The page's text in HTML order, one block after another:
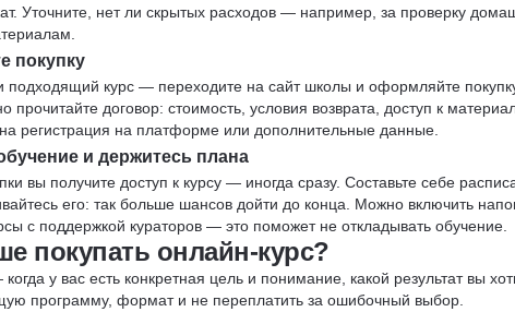
Уточните, нет ли скрытых расходов — например, за проверку
покупку
подходящий курс — переходите на сайт школы и оформляйте
прочитайте договор: стоимость, условия возврата, доступ к
регистрация на платформе или дополнительные данные.
и держитесь плана
вы получите доступ к курсу — иногда сразу. Составьте себе
его: так больше шансов дойти до конца. Можно включить
с поддержкой кураторов — это поможет не откладывать обучение.
покупать онлайн-курс?
у вас есть конкретная цель и понимание, какой результат вы
программу, формат и не переплатить за ошибочный выбор.